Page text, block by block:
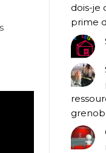
dois-je
prime